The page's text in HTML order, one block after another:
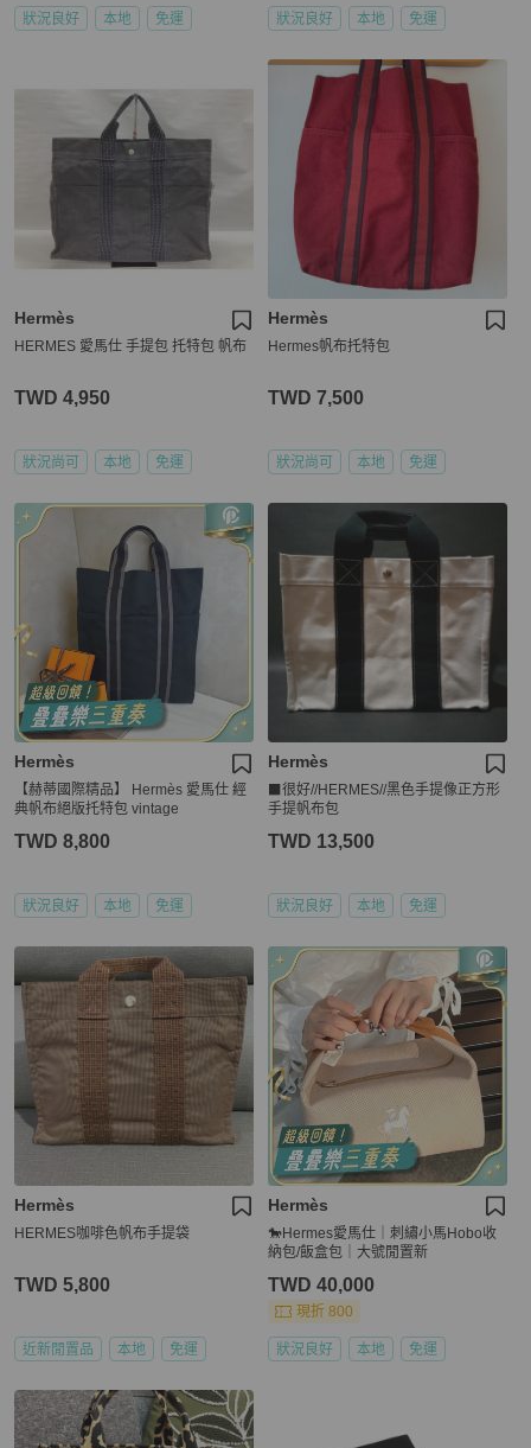
狀況良好 本地 免運 狀況良好 本地 免運
Hermès
HERMES 愛馬仕 手提包 托特包 帆布
TWD 4,950
狀況尚可 本地 免運
Hermès
Hermes帆布托特包
TWD 7,500
狀況尚可 本地 免運
Hermès
【赫蒂國際精品】 Hermès 愛馬仕 經
典帆布絕版托特包 vintage
TWD 8,800
狀況良好 本地 免運
Hermès
⬛很好//HERMES//黑色手提像正方形
手提帆布包
TWD 13,500
狀況良好 本地 免運
Hermès
HERMES咖啡色帆布手提袋
TWD 5,800
近新閒置品 本地 免運
Hermès
🐎Hermes愛馬仕｜刺繡小馬Hobo收
納包/飯盒包｜大號閒置新
TWD 40,000
現折 800
狀況良好 本地 免運